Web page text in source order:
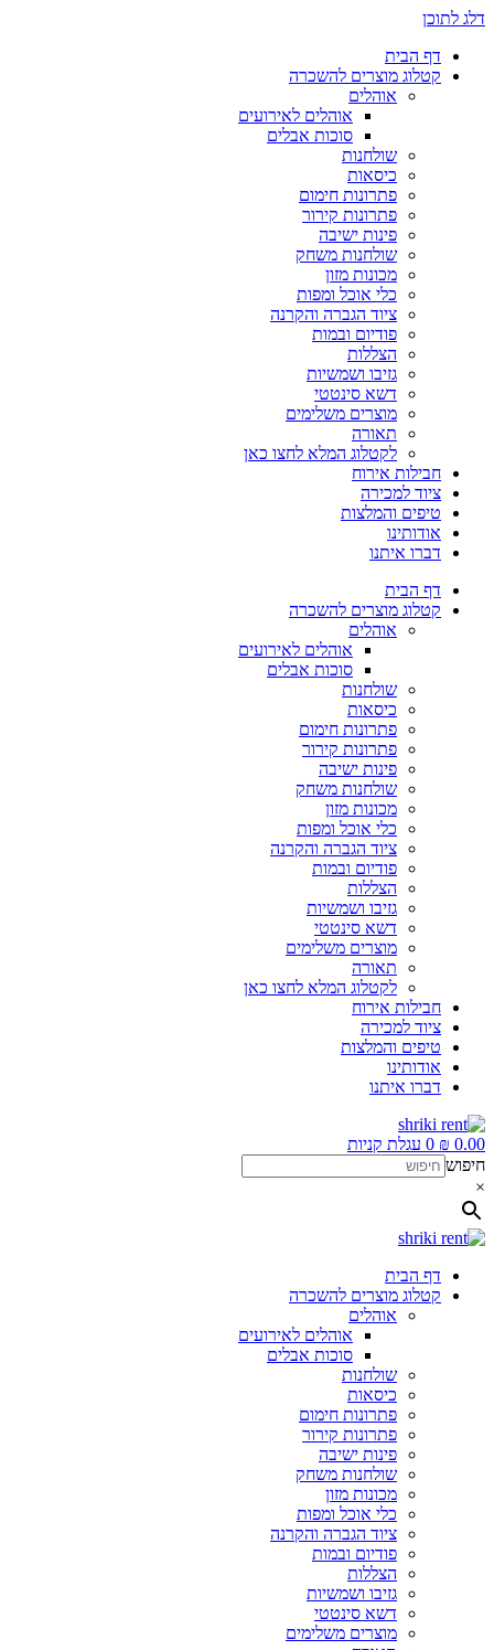
דלג לתוכן
דף הבית
קטלוג מוצרים להשכרה
אוהלים
אוהלים לאירועים
סוכות אבלים
שולחנות
כיסאות
פתרונות חימום
פתרונות קירור
פינות ישיבה
שולחנות משחק
מכונות מזון
כלי אוכל ומפות
ציוד הגברה והקרנה
פודיום ובמות
הצללות
גזיבו ושמשיות
דשא סינטטי
מוצרים משלימים
תאורה
לקטלוג המלא לחצו כאן
חבילות אירוח
ציוד למכירה
טיפים והמלצות
אודותינו
דברו איתנו
דף הבית
קטלוג מוצרים להשכרה
אוהלים
אוהלים לאירועים
סוכות אבלים
שולחנות
כיסאות
פתרונות חימום
פתרונות קירור
פינות ישיבה
שולחנות משחק
מכונות מזון
כלי אוכל ומפות
ציוד הגברה והקרנה
פודיום ובמות
הצללות
גזיבו ושמשיות
דשא סינטטי
מוצרים משלימים
תאורה
לקטלוג המלא לחצו כאן
חבילות אירוח
ציוד למכירה
טיפים והמלצות
אודותינו
דברו איתנו
₪ 0.00
0 עגלת קניות
חיפוש
×
דף הבית
קטלוג מוצרים להשכרה
אוהלים
אוהלים לאירועים
סוכות אבלים
שולחנות
כיסאות
פתרונות חימום
פתרונות קירור
פינות ישיבה
שולחנות משחק
מכונות מזון
כלי אוכל ומפות
ציוד הגברה והקרנה
פודיום ובמות
הצללות
גזיבו ושמשיות
דשא סינטטי
מוצרים משלימים